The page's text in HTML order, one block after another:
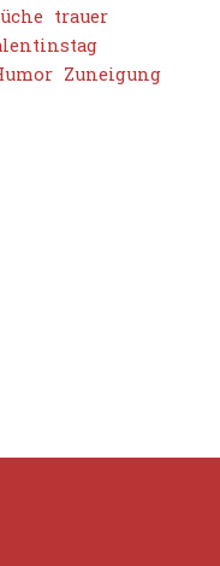
trauer
Zuneigung